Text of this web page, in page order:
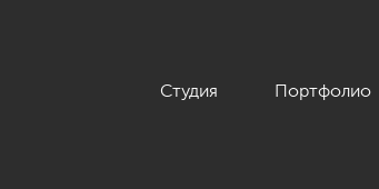
Студия Портфолио